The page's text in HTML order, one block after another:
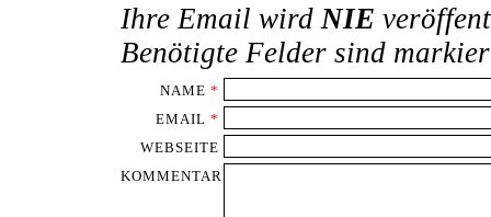
Ihre Email wird NIE
Benötigte Felder sind
NAME *
EMAIL *
WEBSEITE
KOMMENTAR